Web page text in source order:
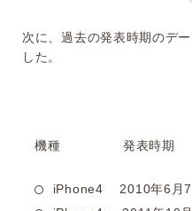
次に、過去の発表時期のデ
した。
機種 発表時期
iPhone4 2010年6